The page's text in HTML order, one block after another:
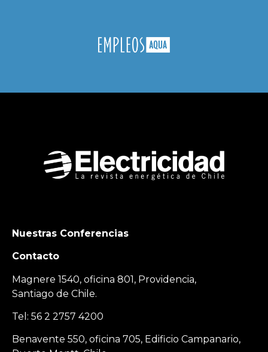
Nuestras Conferencias
Contacto
Magnere 1540, oficina 801, Providencia,
Santiago de Chile.
Tel: 56 2 2757 4200
Benavente 550, oficina 705, Edificio Campanario,